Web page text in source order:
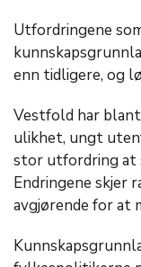
Utfordringene
enn tidligere, og
Vestfold har
ulikhet, ungt
stor utfordring
Endringene skjer
avgjørende for at